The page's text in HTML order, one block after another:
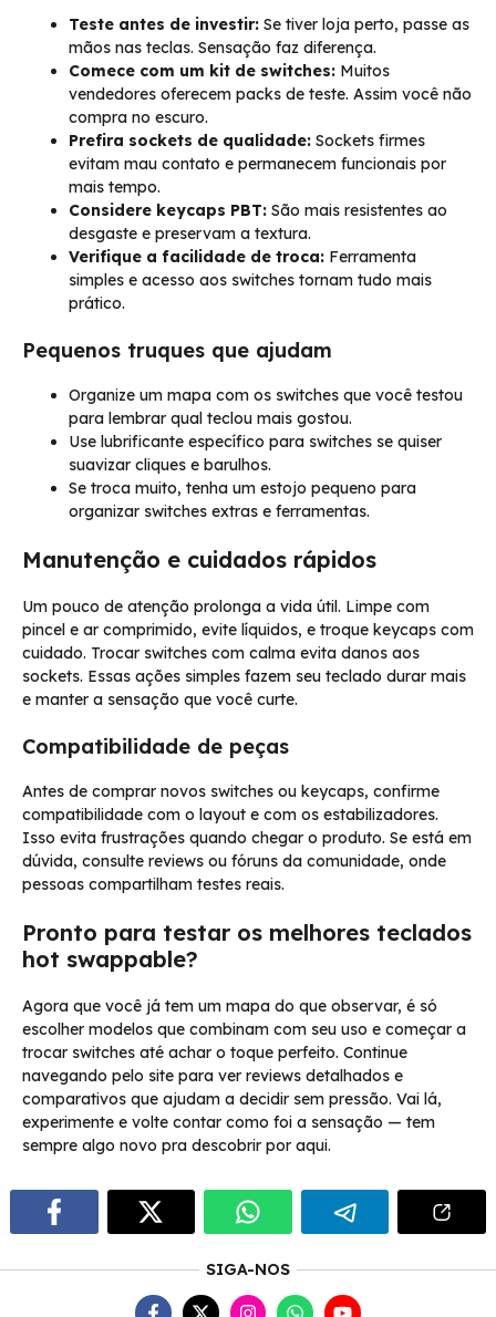
Teste antes de investir: Se tiver loja perto, passe as
mãos nas teclas. Sensação faz diferença.
Comece com um kit de switches: Muitos
vendedores oferecem packs de teste. Assim você não
compra no escuro.
Prefira sockets de qualidade: Sockets firmes
evitam mau contato e permanecem funcionais por
mais tempo.
Considere keycaps PBT: São mais resistentes ao
desgaste e preservam a textura.
Verifique a facilidade de troca: Ferramenta
simples e acesso aos switches tornam tudo mais
prático.
Pequenos truques que ajudam
Organize um mapa com os switches que você testou
para lembrar qual teclou mais gostou.
Use lubrificante específico para switches se quiser
suavizar cliques e barulhos.
Se troca muito, tenha um estojo pequeno para
organizar switches extras e ferramentas.
Manutenção e cuidados rápidos
Um pouco de atenção prolonga a vida útil. Limpe com
pincel e ar comprimido, evite líquidos, e troque keycaps com
cuidado. Trocar switches com calma evita danos aos
sockets. Essas ações simples fazem seu teclado durar mais
e manter a sensação que você curte.
Compatibilidade de peças
Antes de comprar novos switches ou keycaps, confirme
compatibilidade com o layout e com os estabilizadores.
Isso evita frustrações quando chegar o produto. Se está em
dúvida, consulte reviews ou fóruns da comunidade, onde
pessoas compartilham testes reais.
Pronto para testar os melhores teclados
hot swappable?
Agora que você já tem um mapa do que observar, é só
escolher modelos que combinam com seu uso e começar a
trocar switches até achar o toque perfeito. Continue
navegando pelo site para ver reviews detalhados e
comparativos que ajudam a decidir sem pressão. Vai lá,
experimente e volte contar como foi a sensação — tem
sempre algo novo pra descobrir por aqui.
SIGA-NOS